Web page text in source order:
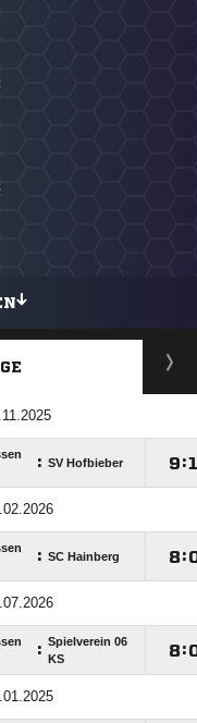
: SV Hofbieber :
: SC Hainberg :
: Spielverein 06
KS
: